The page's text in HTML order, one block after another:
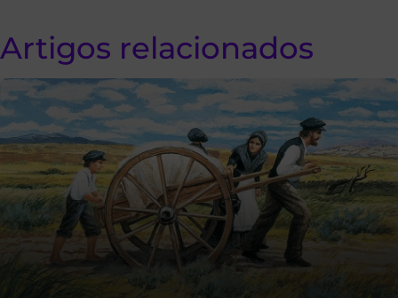
Artigos relacionados